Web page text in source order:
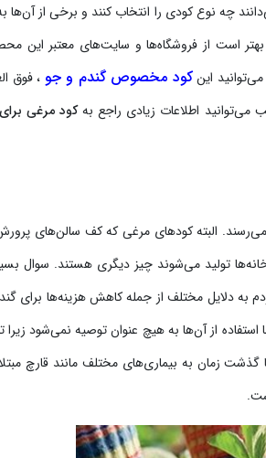
چه نوع کودی را انتخاب کنند و برخی از آن‌ها
است از فروشگاه‌ها و سایت‌های معتبر این
اینکود مخصوص گندم و جو ، فوق
می‌توانید اطلاعات زیادی راجع بهکود مرغی
البته کودهای مرغی که کف سالن‌های
تولید می‌شوند چیز دیگری هستند. سوال
دلایل مختلف از جمله کاهش هزینه‌ها برای
از آن‌ها به هیچ عنوان توصیه نمی‌شود زیرا
زمان به بیماری‌های مختلف مانند قارچ